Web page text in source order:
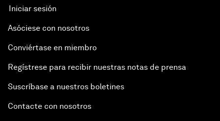
Iniciar sesión
Asóciese con nosotros
Conviértase en miembro
Regístrese para recibir nuestras notas de prensa
Suscríbase a nuestros boletines
Contacte con nosotros